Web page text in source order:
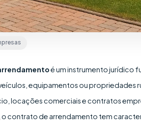
é um instrumento jurídico
equipamentos ou propriedades
locações comerciais e contratos
o contrato de arrendamento tem